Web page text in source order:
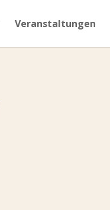
Veranstaltungen